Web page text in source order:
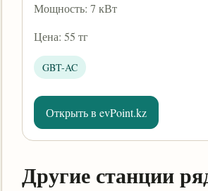
Мощность: 7 кВт
Цена: 55 тг
GBT-AC
Открыть в evPoint.kz
Другие станции